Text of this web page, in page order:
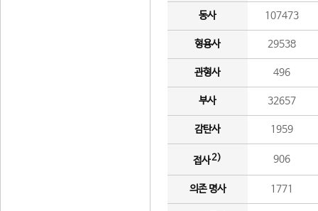
동사 107473
형용사 29538
관형사 496
부사 32657
감탄사 1959
접사2) 906
의존 명사 1771